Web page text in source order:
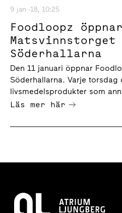
9 jan -18, 10:25
Foodloopz öppnar
Söderhallarna
Den 11 januari öppnar
Söderhallarna. Varje
livsmedelsprodukter som
Läs mer här